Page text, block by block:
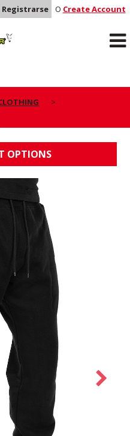
Registrarse O Create Account
OPTIONS